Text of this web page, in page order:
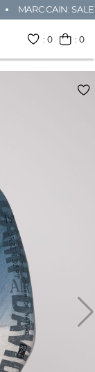
MARC CAIN: SALE
:0 : 0